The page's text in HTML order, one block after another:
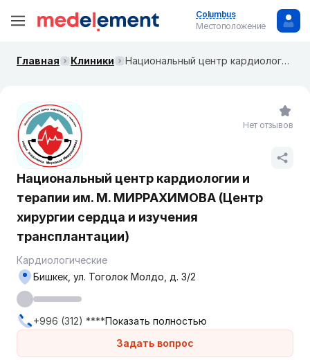
Columbus
Местоположение
Главная Клиники Национальный центр кардиологии и терапии им. М. МИРРАХИМОВА (Центр хирургии сердца и изучения трансплантации)
Национальный центр кардиологии и
терапии им. М. МИРРАХИМОВА (Центр
хирургии сердца и изучения
трансплантации)
Кардиологические
Задать вопрос
Бишкек, ул. ​Тоголок Молдо, д. 3/2
+996 (312) ****Показать полностью
Нет отзывов